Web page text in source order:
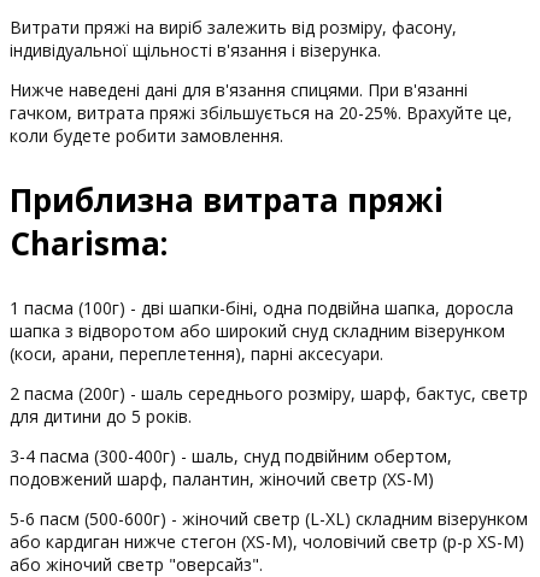
Витрати пряжі на виріб залежить від розміру, фасону,
індивідуальної щільності в'язання і візерунка.
Нижче наведені дані для в'язання спицями. При в'язанні
гачком, витрата пряжі збільшується на 20-25%. Врахуйте це,
коли будете робити замовлення.
Приблизна витрата пряжі
Charisma:
1 пасма (100г) - дві шапки-біні, одна подвійна шапка, доросла
шапка з відворотом або широкий снуд складним візерунком
(коси, арани, переплетення), парні аксесуари.
2 пасма (200г) - шаль середнього розміру, шарф, бактус, светр
для дитини до 5 років.
3-4 пасма (300-400г) - шаль, снуд подвійним обертом,
подовжений шарф, палантин, жіночий светр (XS-M)
5-6 пасм (500-600г) - жіночий светр (L-XL) складним візерунком
або кардиган нижче стегон (XS-M), чоловічий светр (р-р XS-M)
або жіночий светр "оверсайз".